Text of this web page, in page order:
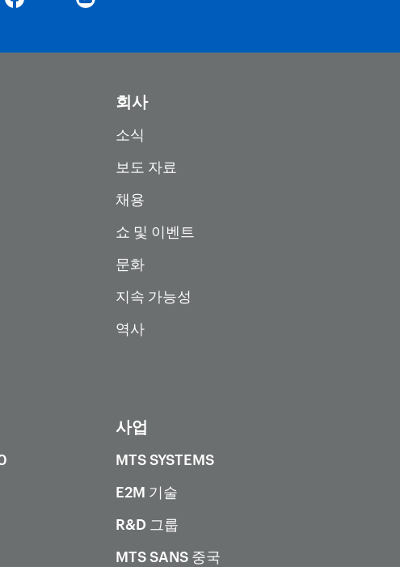
회사
소식
보도 자료
채용
쇼 및 이벤트
문화
지속 가능성
역사
사업
MTS SYSTEMS
E2M 기술
R&D 그룹
MTS SANS 중국